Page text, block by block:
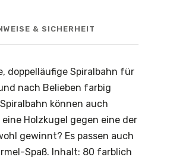
& SICHERHEIT
doppelläufige Spiralbahn für
nach Belieben farbig
können auch
Holzkugel gegen eine der
gewinnt? Es passen auch
Spaß. Inhalt: 80 farblich